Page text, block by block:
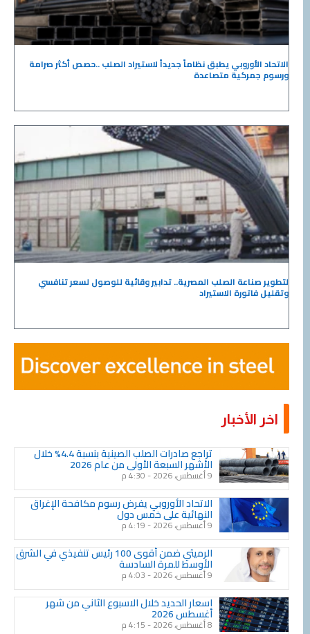
الاتحاد الأوروبي يطبق نظاماً جديداً لاستيراد الصلب ..حصص أكثر صرامة
ورسوم جمركية متصاعدة
لتطوير صناعة الصلب المصرية.. تدابير وقائية للوصول لسعر تنافسي
وتقليل فاتورة الاستيراد
اخر الأخبار
تراجع صادرات الصلب الصينية بنسبة 4.4% خلال
الأشهر السبعة الأولى من عام 2026
9 أغسطس، 2026
الاتحاد الأوروبي يفرض رسوم مكافحة الإغراق
النهائية على خمس دول
9 أغسطس، 2026
الرميثي ضمن أقوى 100 رئيس تنفيذي في الشرق
الأوسط للمرة السادسة
9 أغسطس، 2026
اسعار الحديد خلال الاسبوع الثاني من شهر
أغسطس 2026
8 أغسطس، 2026
PagePagePagePagePagePagePagePagePagePage